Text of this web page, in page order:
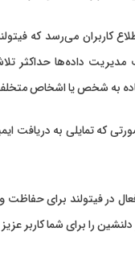
داده‌ها حداکثر
به شخص یا اشخاص متخلف
که تمایلی به دریافت
در فیتولند برای حفاظت و
را برای شما کاربر عزیز